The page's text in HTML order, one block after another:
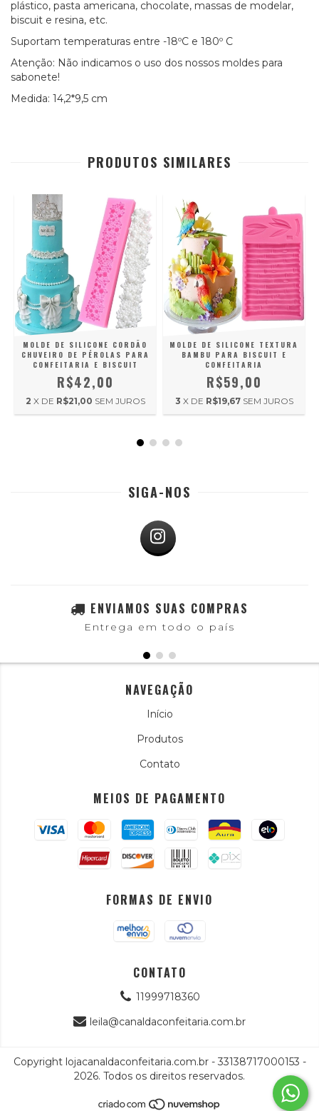
plástico, pasta americana, chocolate, massas de modelar,
biscuit e resina, etc.
Suportam temperaturas entre -18ºC e 180º C
Atenção: Não indicamos o uso dos nossos moldes para
sabonete!
Medida: 14,2*9,5 cm
PRODUTOS SIMILARES
MOLDE DE SILICONE CORDÃO
CHUVEIRO DE PÉROLAS PARA
CONFEITARIA E BISCUIT
R$42,00
2 X DE R$21,00 SEM JUROS
MOLDE DE SILICONE TEXTURA
BAMBU PARA BISCUIT E
CONFEITARIA
R$59,00
3 X DE R$19,67 SEM JUROS
SIGA-NOS
ENVIAMOS SUAS COMPRAS
Entrega em todo o país
NAVEGAÇÃO
Início
Produtos
Contato
MEIOS DE PAGAMENTO
FORMAS DE ENVIO
CONTATO
11999718360
leila@canaldaconfeitaria.com.br
Copyright lojacanaldaconfeitaria.com.br - 33138717000153 -
2026. Todos os direitos reservados.